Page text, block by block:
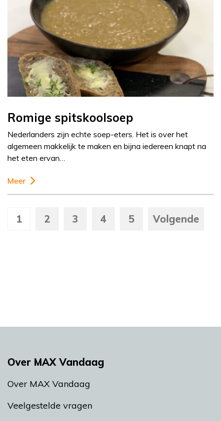
Romige spitskoolsoep
Nederlanders zijn echte soep-eters. Het is over het
algemeen makkelijk te maken en bijna iedereen knapt na
het eten ervan…
Meer
1 2 3 4 5 Volgende
Over MAX Vandaag
Over MAX Vandaag
Veelgestelde vragen